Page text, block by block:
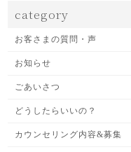
category
お客さまの質問・声
お知らせ
ごあいさつ
どうしたらいいの？
カウンセリング内容&募集